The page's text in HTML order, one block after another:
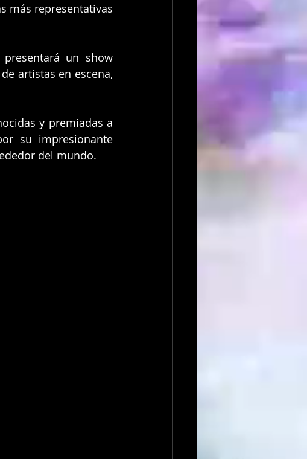
más representativas
presentará un show
artistas en escena,
y premiadas a
su impresionante
del mundo.